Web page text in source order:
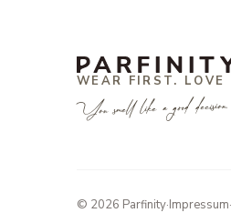
WEAR FIRST. LOVE
You smell like a good decision.
© 2026 Parfinity·Impressum·